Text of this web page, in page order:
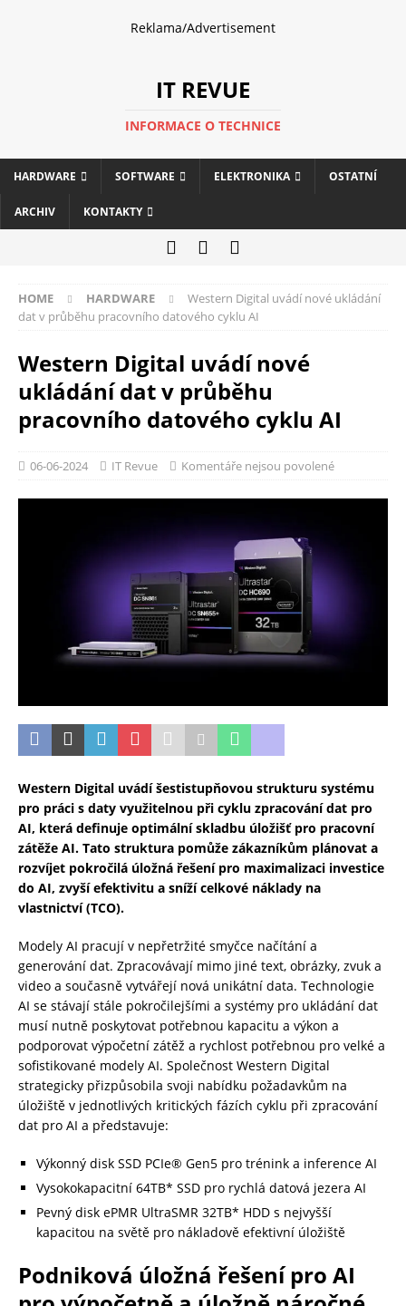
Reklama/Advertisement
IT REVUE
INFORMACE O TECHNICE
HARDWARE SOFTWARE ELEKTRONIKA OSTATNÍ
ARCHIV KONTAKTY
HOME HARDWARE
Western Digital uvádí nové ukládání
dat v průběhu pracovního datového cyklu AI
Western Digital uvádí nové
ukládání dat v průběhu
pracovního datového cyklu AI
06-06-2024 IT Revue Komentáře nejsou povolené
Western Digital uvádí šestistupňovou strukturu systému
pro práci s daty využitelnou při cyklu zpracování dat pro
AI, která definuje optimální skladbu úložišť pro pracovní
zátěže AI. Tato struktura pomůže zákazníkům plánovat a
rozvíjet pokročilá úložná řešení pro maximalizaci investice
do AI, zvyší efektivitu a sníží celkové náklady na
vlastnictví (TCO).
Modely AI pracují v nepřetržité smyčce načítání a
generování dat. Zpracovávají mimo jiné text, obrázky, zvuk a
video a současně vytvářejí nová unikátní data. Technologie
AI se stávají stále pokročilejšími a systémy pro ukládání dat
musí nutně poskytovat potřebnou kapacitu a výkon a
podporovat výpočetní zátěž a rychlost potřebnou pro velké a
sofistikované modely AI. Společnost Western Digital
strategicky přizpůsobila svoji nabídku požadavkům na
úložiště v jednotlivých kritických fázích cyklu při zpracování
dat pro AI a představuje:
Výkonný disk SSD PCIe® Gen5 pro trénink a inference AI
Vysokokapacitní 64TB* SSD pro rychlá datová jezera AI
Pevný disk ePMR UltraSMR 32TB* HDD s nejvyšší
kapacitou na světě pro nákladově efektivní úložiště
Podniková úložná řešení pro AI